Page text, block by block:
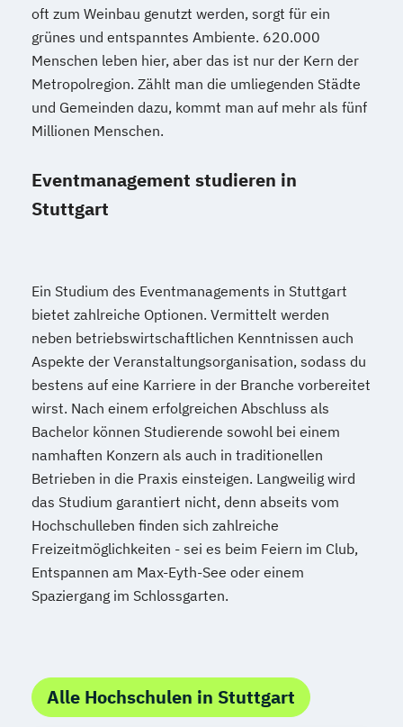
oft zum Weinbau genutzt werden, sorgt für ein
grünes und entspanntes Ambiente. 620.000
Menschen leben hier, aber das ist nur der Kern der
Metropolregion. Zählt man die umliegenden Städte
und Gemeinden dazu, kommt man auf mehr als fünf
Millionen Menschen.
Eventmanagement studieren in
Stuttgart
Ein Studium des Eventmanagements in Stuttgart
bietet zahlreiche Optionen. Vermittelt werden
neben betriebswirtschaftlichen Kenntnissen auch
Aspekte der Veranstaltungsorganisation, sodass du
bestens auf eine Karriere in der Branche vorbereitet
wirst. Nach einem erfolgreichen Abschluss als
Bachelor können Studierende sowohl bei einem
namhaften Konzern als auch in traditionellen
Betrieben in die Praxis einsteigen. Langweilig wird
das Studium garantiert nicht, denn abseits vom
Hochschulleben finden sich zahlreiche
Freizeitmöglichkeiten - sei es beim Feiern im Club,
Entspannen am Max-Eyth-See oder einem
Spaziergang im Schlossgarten.
Alle Hochschulen in Stuttgart